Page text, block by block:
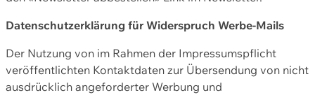
Datenschutzerklärung für Widerspruch Werbe-Mails
Der Nutzung von im Rahmen der Impressumspflicht
veröffentlichten Kontaktdaten zur Übersendung von nicht
ausdrücklich angeforderter Werbung und